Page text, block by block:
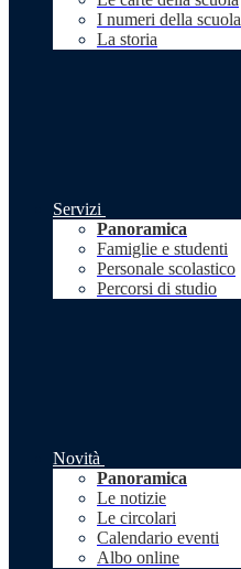
I numeri della scuola
La storia
Servizi
Panoramica
Famiglie e studenti
Personale scolastico
Percorsi di studio
Novità
Panoramica
Le notizie
Le circolari
Calendario eventi
Albo online